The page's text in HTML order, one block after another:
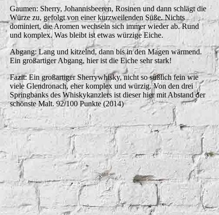
Gaumen: Sherry, Johannisbeeren, Rosinen und dann schlägt die
Würze zu, gefolgt von einer kurzweilenden Süße. Nichts
dominiert, die Aromen wechseln sich immer wieder ab. Rund
und komplex. Was bleibt ist etwas würzige Eiche.
Abgang: Lang und kitzelnd, dann bis in den Magen wärmend.
Ein großartiger Abgang, hier ist die Eiche sehr stark!
Fazit: Ein großartiger Sherrywhisky, nicht so süßlich fein wie
viele Glendronach, eher komplex und würzig. Von den drei
Springbanks des Whiskykanzlers ist dieser hier mit Abstand der
schönste Malt. 92/100 Punkte (2014)